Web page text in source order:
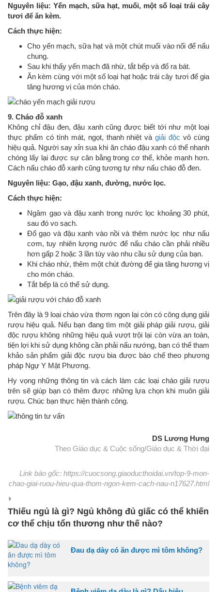
Nguyên liệu: Yến mạch, sữa hạt, muối, một số loại trái cây
tươi để ăn kèm.
Cách thực hiện:
Cho yến mạch, sữa hạt và một chút muối vào nổi để nấu
chung.
Sau khi thấy yến mạch đã nhừ, tắt bếp và đổ ra bát.
Ăn kèm cùng với một số loại hạt hoặc trái cây tươi để gia
tăng hương vị của món cháo.
9. Cháo đỗ xanh
Không chỉ đậu đen, đậu xanh cũng được biết tới như một loại
thực phẩm có tính mát, ngọt, thanh nhiệt vàgiải độc vô cùng
hiệu quả. Người say xỉn sua khi ăn cháo đậu xanh có thể nhanh
chóng lấy lại được sự cân bằng trong cơ thể, khỏe mạnh hơn.
Cách nấu cháo đỗ xanh cũng tương tự như nấu cháo đỗ đen.
Nguyên liệu: Gạo, đậu xanh, đường, nước lọc.
Cách thực hiện:
Ngâm gạo và đậu xanh trong nước lọc khoảng 30 phút,
sau đó vo sạch.
Đổ gạo và đậu xanh vào nồi và thêm nước lọc như nấu
cơm, tuy nhiên lượng nước để nấu cháo cần phải nhiều
hơn gấp 2 hoặc 3 lần tùy vào nhu cầu sử dụng của bạn.
Khi cháo nhừ, thêm một chút đường để gia tăng hương vị
cho món cháo.
Tắt bếp là có thể sử dụng.
Trên đây là 9 loại cháo vừa thơm ngon lại còn có công dụng giải
rượu hiệu quả. Nếu bạn đang tìm một giải pháp giải rượu, giải
độc rượu không những hiệu quả vượt trội lại còn vừa an toàn,
tiện lợi khi sử dụng không cần phải nấu nướng, bạn có thể tham
khảo sản phẩm giải độc rượu bia được bào chế theo phương
pháp Ngự Y Mật Phương.
Hy vọng những thông tin và cách làm các loại cháo giải rượu
trên sẽ giúp bạn có thêm được những lựa chọn khi muôn giải
rượu. Chúc bạn thực hiện thành công.
DS Lương Hưng
Theo Giáo dục & Cuộc sống/Giáo dục & Thời đại
Link báo gốc: https://cuocsong.giaoducthoidai.vn/top-9-mon-
chao-giai-ruou-hieu-qua-thom-ngon-kem-cach-nau-n17627.html
Thiếu ngủ là gì? Ngủ không đủ giấc có thể khiến
cơ thể chịu tổn thương như thế nào?
Đau dạ dày có ăn được mì tôm không?